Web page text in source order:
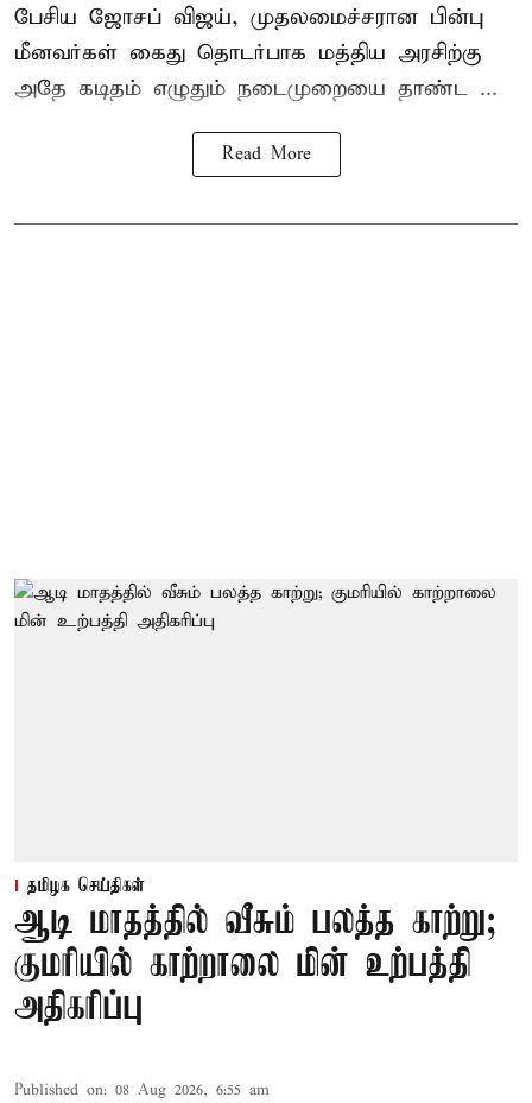
பேசிய ஜோசப் விஜய், முதலமைச்சரான பின்பு
மீனவர்கள் கைது தொடர்பாக மத்திய அரசிற்கு
அதே கடிதம் எழுதும் நடைமுறையை தாண்ட ...
Read More
தமிழக செய்திகள்
ஆடி மாதத்தில் வீசும் பலத்த காற்று;
குமரியில் காற்றாலை மின் உற்பத்தி
அதிகரிப்பு
Published on: 08 Aug 2026, 6:55 am